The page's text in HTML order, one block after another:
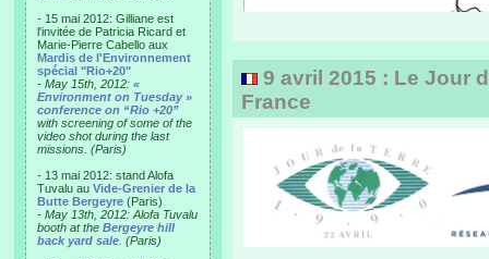
- 15 mai 2012: Gilliane est
l'invitée de Patricia Ricard et
Marie-Pierre Cabello aux
Mardis de l'Environnement
spécial "Rio+20"
- May 15th, 2012: «
Environment on Tuesday »
conference on “Rio +20”
with screening of some of the
video shot during the last
missions. (Paris)
- 13 mai 2012: stand Alofa
Tuvalu au Vide-Grenier de la
Butte Bergeyre (Paris)
- May 13th, 2012: Alofa Tuvalu
booth at the Bergeyre hill
back yard sale . (Paris)
9 avril 2015 : Le Jour
France